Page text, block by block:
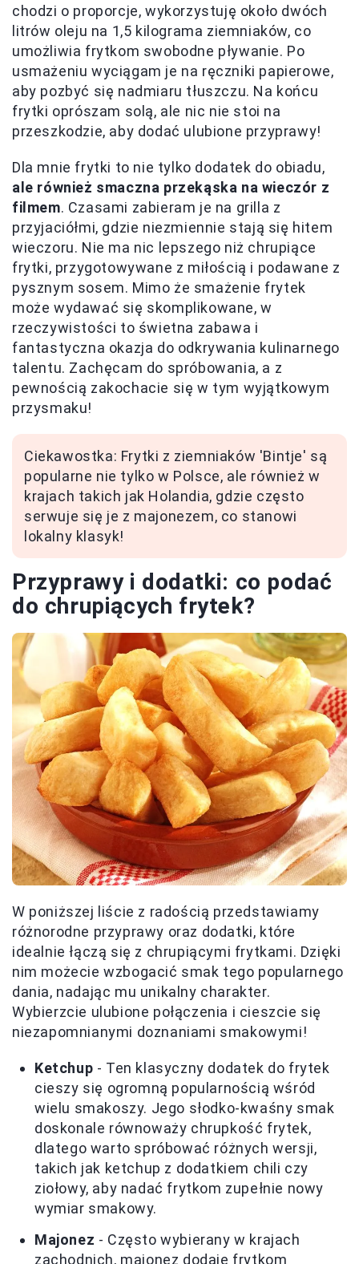
chodzi o proporcje, wykorzystuję około dwóch
litrów oleju na 1,5 kilograma ziemniaków, co
umożliwia frytkom swobodne pływanie. Po
usmażeniu wyciągam je na ręczniki papierowe,
aby pozbyć się nadmiaru tłuszczu. Na końcu
frytki oprószam solą, ale nic nie stoi na
przeszkodzie, aby dodać ulubione przyprawy!
Dla mnie frytki to nie tylko dodatek do obiadu,
ale również smaczna przekąska na wieczór z
filmem. Czasami zabieram je na grilla z
przyjaciółmi, gdzie niezmiennie stają się hitem
wieczoru. Nie ma nic lepszego niż chrupiące
frytki, przygotowywane z miłością i podawane z
pysznym sosem. Mimo że smażenie frytek
może wydawać się skomplikowane, w
rzeczywistości to świetna zabawa i
fantastyczna okazja do odkrywania kulinarnego
talentu. Zachęcam do spróbowania, a z
pewnością zakochacie się w tym wyjątkowym
przysmaku!
Ciekawostka: Frytki z ziemniaków 'Bintje' są
popularne nie tylko w Polsce, ale również w
krajach takich jak Holandia, gdzie często
serwuje się je z majonezem, co stanowi
lokalny klasyk!
Przyprawy i dodatki: co podać
do chrupiących frytek?
W poniższej liście z radością przedstawiamy
różnorodne przyprawy oraz dodatki, które
idealnie łączą się z chrupiącymi frytkami. Dzięki
nim możecie wzbogacić smak tego popularnego
dania, nadając mu unikalny charakter.
Wybierzcie ulubione połączenia i cieszcie się
niezapomnianymi doznaniami smakowymi!
Ketchup - Ten klasyczny dodatek do frytek
cieszy się ogromną popularnością wśród
wielu smakoszy. Jego słodko-kwaśny smak
doskonale równoważy chrupkość frytek,
dlatego warto spróbować różnych wersji,
takich jak ketchup z dodatkiem chili czy
ziołowy, aby nadać frytkom zupełnie nowy
wymiar smakowy.
Majonez - Często wybierany w krajach
zachodnich, majonez dodaje frytkom